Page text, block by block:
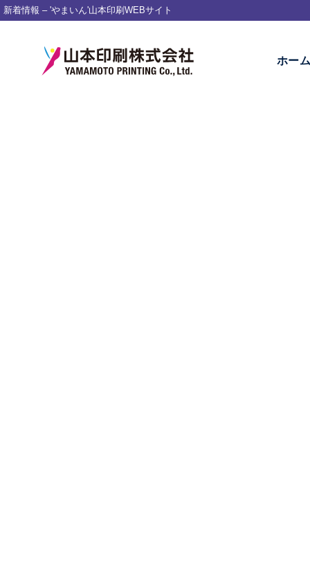
新着情報 – 'やまいん'山本印刷WEBサイト
ホー